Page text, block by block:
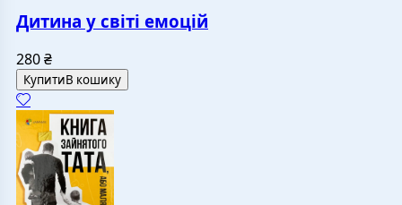
Дитина у світі емоцій
280₴
КупитиВ кошику